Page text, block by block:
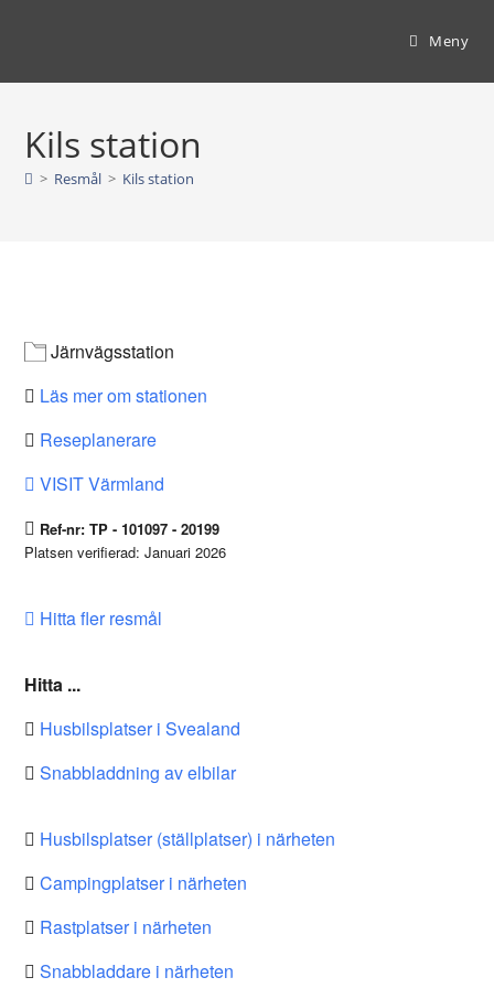
Meny
Kils station
> Resmål > Kils station
Järnvägsstation
Läs mer om stationen
Reseplanerare
VISIT Värmland
Ref-nr: TP - 101097 - 20199
Platsen verifierad: Januari 2026
Hitta fler resmål
Hitta ...
Husbilsplatser i Svealand
Snabbladdning av elbilar
Husbilsplatser (ställplatser) i närheten
Campingplatser i närheten
Rastplatser i närheten
Snabbladdare i närheten